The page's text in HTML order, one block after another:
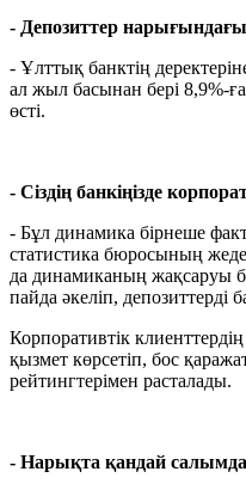
- Депозиттер
- Ұлттық банктің
ал жыл басынан бері 8,9%-
өсті.
- Сіздің банкіңізде
- Бұл динамика бірнеше
статистика бюросының
да динамиканың жақсаруы
пайда әкеліп, депозиттерді
Корпоративтік
қызмет көрсетіп, бос
рейтингтерімен расталады.
- Нарықта қандай